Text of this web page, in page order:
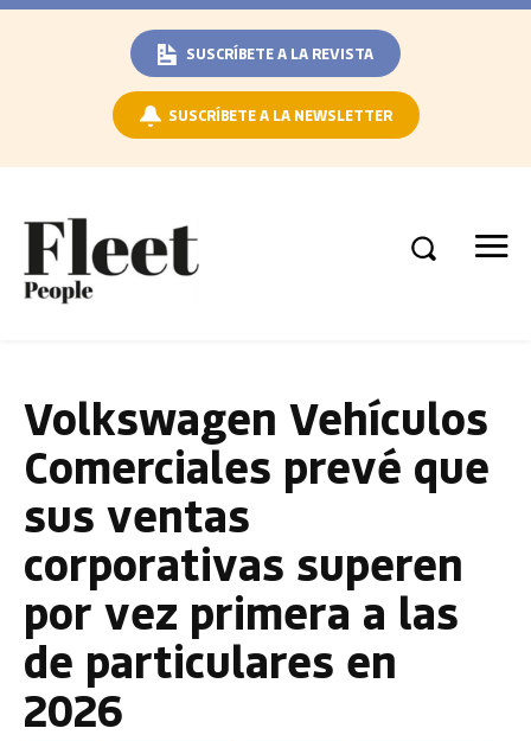
SUSCRÍBETE A LA REVISTA
SUSCRÍBETE A LA NEWSLETTER
Volkswagen Vehículos
Comerciales prevé que
sus ventas
corporativas superen
por vez primera a las
de particulares en
2026